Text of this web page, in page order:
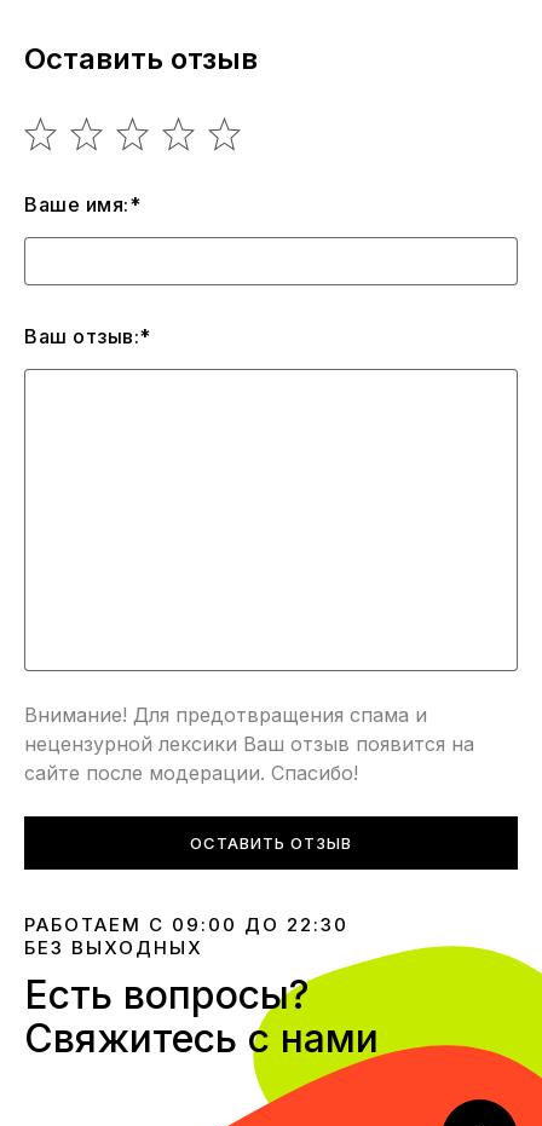
Оставить отзыв
Ваше имя:*
Ваш отзыв:*
Внимание! Для предотвращения спама и
нецензурной лексики Ваш отзыв появится на
сайте после модерации. Спасибо!
ОСТАВИТЬ ОТЗЫВ
РАБОТАЕМ С 09:00 ДО 22:30
БЕЗ ВЫХОДНЫХ
Есть вопросы?
Свяжитесь с нами